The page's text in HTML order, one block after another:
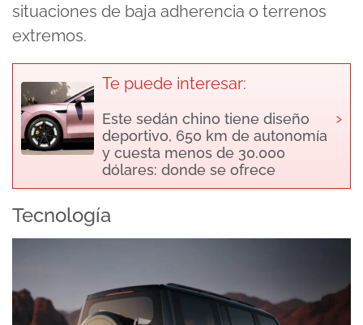
situaciones de baja adherencia o terrenos
extremos.
Te puede interesar:
Este sedán chino tiene diseño
deportivo, 650 km de autonomía
y cuesta menos de 30.000
dólares: donde se ofrece
›
Tecnología